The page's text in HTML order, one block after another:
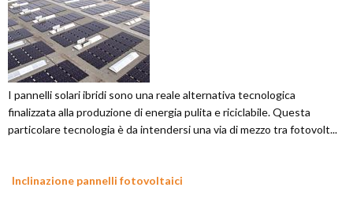
I pannelli solari ibridi sono una reale alternativa tecnologica
finalizzata alla produzione di energia pulita e riciclabile. Questa
particolare tecnologia è da intendersi una via di mezzo tra fotovolt...
Inclinazione pannelli fotovoltaici